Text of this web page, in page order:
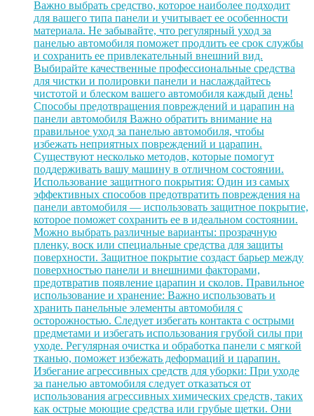
Важно выбрать средство, которое наиболее подходит
для вашего типа панели и учитывает ее особенности
материала. Не забывайте, что регулярный уход за
панелью автомобиля поможет продлить ее срок службы
и сохранить ее привлекательный внешний вид.
Выбирайте качественные профессиональные средства
для чистки и полировки панели и наслаждайтесь
чистотой и блеском вашего автомобиля каждый день!
Способы предотвращения повреждений и царапин на
панели автомобиля Важно обратить внимание на
правильное уход за панелью автомобиля, чтобы
избежать неприятных повреждений и царапин.
Существуют несколько методов, которые помогут
поддерживать вашу машину в отличном состоянии.
Использование защитного покрытия: Один из самых
эффективных способов предотвратить повреждения на
панели автомобиля — использовать защитное покрытие,
которое поможет сохранить ее в идеальном состоянии.
Можно выбрать различные варианты: прозрачную
пленку, воск или специальные средства для защиты
поверхности. Защитное покрытие создаст барьер между
поверхностью панели и внешними факторами,
предотвратив появление царапин и сколов. Правильное
использование и хранение: Важно использовать и
хранить панельные элементы автомобиля с
осторожностью. Следует избегать контакта с острыми
предметами и избегать использования грубой силы при
уходе. Регулярная очистка и обработка панели с мягкой
тканью, поможет избежать деформаций и царапин.
Избегание агрессивных средств для уборки: При уходе
за панелью автомобиля следует отказаться от
использования агрессивных химических средств, таких
как острые моющие средства или грубые щетки. Они